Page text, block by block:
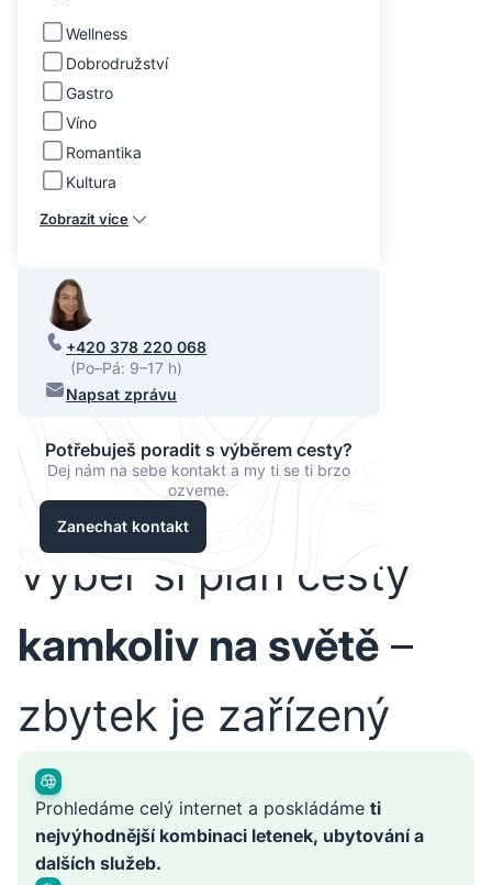
Wellness
Dobrodružství
Gastro
Víno
Romantika
Kultura
Zobrazit více
+420 378 220 068
(Po–Pá: 9–17 h)
Napsat zprávu
Potřebuješ poradit s výběrem cesty?
Dej nám na sebe kontakt a my ti se ti brzo
ozveme.
Zanechat kontakt
Vyber si plán cesty
kamkoliv na světě –
zbytek je zařízený
Prohledáme celý internet a poskládáme ti
nejvýhodnější kombinaci letenek, ubytování a
dalších služeb.